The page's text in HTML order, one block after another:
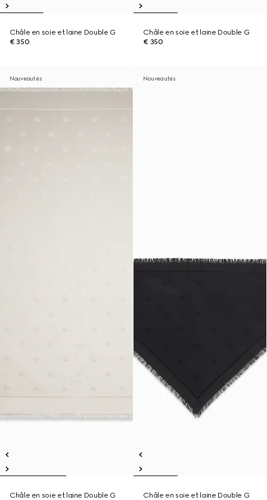
Châle en soie et laine Double G
€ 350
Châle en soie et laine Double G
€ 350
Nouveautés
Châle en soie et laine Double G
Nouveautés
Châle en soie et laine Double G